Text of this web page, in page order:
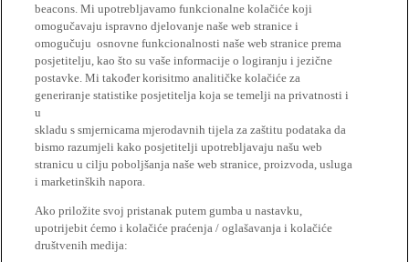
beacons. Mi upotrebljavamo funkcionalne kolačiće koji
omogučavaju ispravno djelovanje naše web stranice i
omogučuju osnovne funkcionalnosti naše web stranice prema
posjetitelju, kao što su vaše informacije o logiranju i jezične
postavke. Mi također korisitmo analitičke kolačiće za
generiranje statistike posjetitelja koja se temelji na privatnosti i
u
skladu s smjernicama mjerodavnih tijela za zaštitu podataka da
bismo razumjeli kako posjetitelji upotrebljavaju našu web
stranicu u cilju poboljšanja naše web stranice, proizvoda, usluga
i marketinških napora.
Ako priložite svoj pristanak putem gumba u nastavku,
upotrijebit ćemo i kolačiće praćenja / oglašavanja i kolačiće
društvenih medija: